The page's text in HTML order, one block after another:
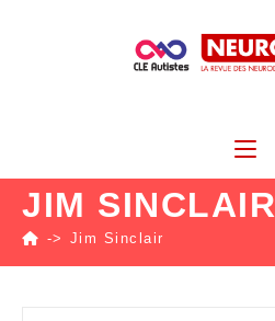
JIM SINCLAIR
-> Jim Sinclair